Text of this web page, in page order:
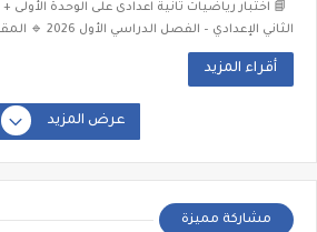
📘 اختبار رياضيات تانية اعدادى على الوحدة الأولى
الثاني الإعدادي – الفصل الدراسي الأول 2026 🔹 المقدمة 📌 عشا...
أقراء المزيد
عرض المزيد
مشاركة مميزة